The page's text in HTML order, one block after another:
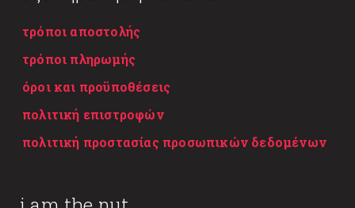
τρόποι αποστολής
τρόποι πληρωμής
όροι και προϋποθέσεις
πολιτική επιστροφών
πολιτική προστασίας προσωπικών δεδομένων